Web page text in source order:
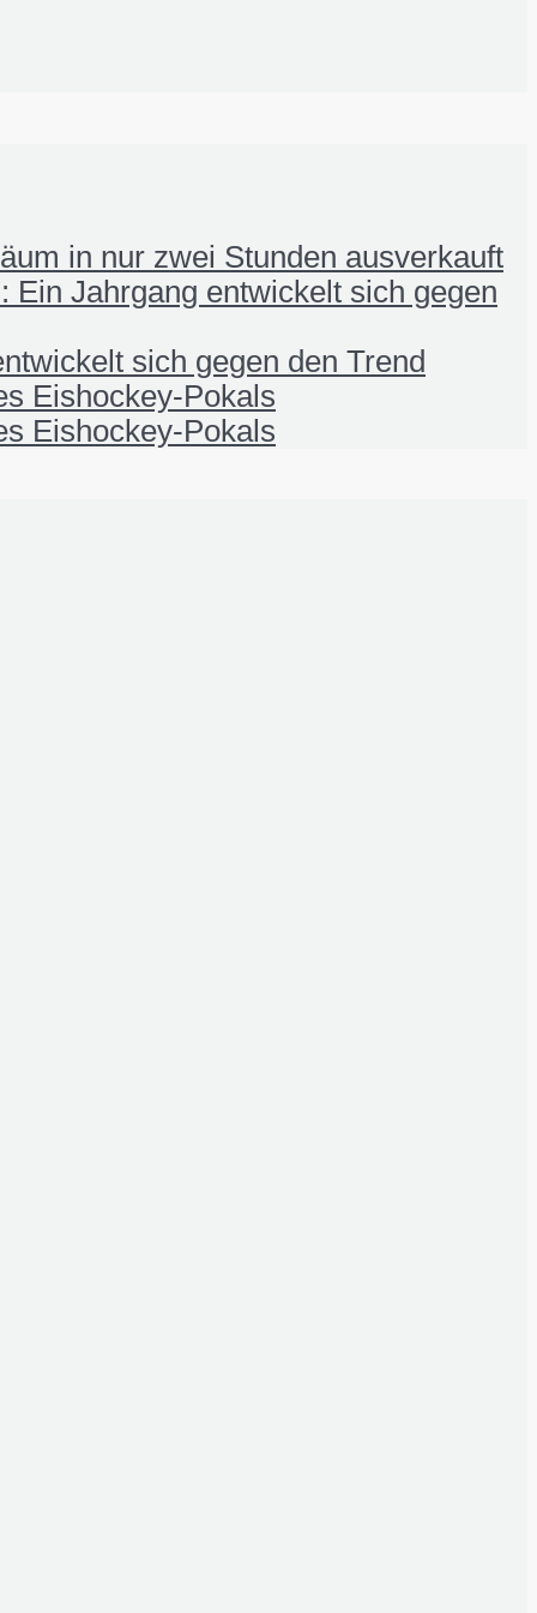
in nur zwei Stunden ausverkauft
Jahrgang entwickelt sich gegen
sich gegen den Trend
Eishockey-Pokals
Eishockey-Pokals